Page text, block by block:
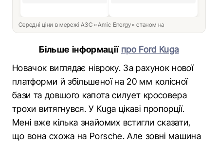
Середні ціни в мережі АЗС «Amic Energy» станом на
Більше інформації про Ford Kuga
Новачок виглядає нівроку. За рахунок нової
платформи й збільшеної на 20 мм колісної
бази та довшого капота силует кросовера
трохи витягнувся. У Kuga цікаві пропорції.
Мені вже кілька знайомих встигли сказати,
що вона схожа на Porsche. Але зовні машина